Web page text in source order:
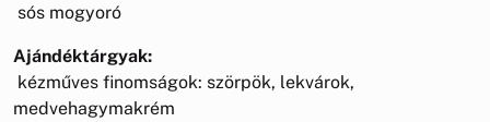
sós mogyoró
Ajándéktárgyak:
kézműves finomságok: szörpök, lekvárok,
medvehagymakrém